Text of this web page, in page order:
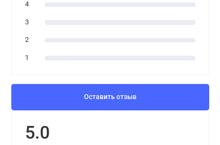
4
3
2
1
Оставить отзыв
5.0